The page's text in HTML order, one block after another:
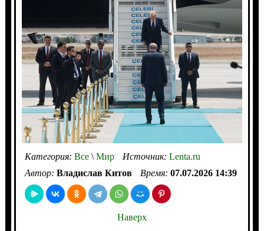
Категория: Все\Мир Источник: Lenta.ru
Автор: Владислав Китов Время: 07.07.2026 14:39
Наверх